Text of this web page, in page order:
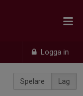
Logga in
Spelare Lag